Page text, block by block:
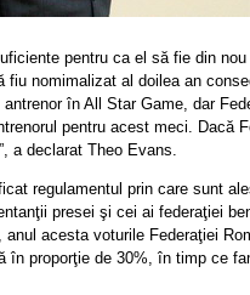
pentru ca el să fie din
fiu nomimalizat al doilea an
în All Star Game, dar
pentru acest meci. Dacă
a declarat Theo Evans.
regulamentul prin care sunt
presei şi cei ai federaţiei
anul acesta voturile Federaţiei
în proporţie de 30%, în timp ce